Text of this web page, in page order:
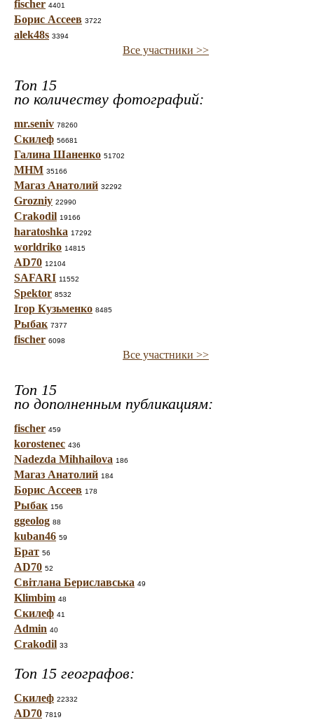
fischer 4401
Борис Ассеев 3722
alek48s 3394
Все участники >>
Топ 15
по количеству фотографий:
mr.seniv 78260
Скилеф 56681
Галина Шаненко 51702
МНМ 35166
Магаз Анатолий 32292
Grozniy 22990
Crakodil 19166
haratoshka 17292
worldriko 14815
AD70 12104
SAFARI 11552
Spektor 8532
Ігор Кузьменко 8485
Рыбак 7377
fischer 6098
Все участники >>
Топ 15
по дополненным публикациям:
fischer 459
korostenec 436
Nadezda Mihhailova 186
Магаз Анатолий 184
Борис Ассеев 178
Рыбак 156
ggeolog 88
kuban46 59
Брат 56
AD70 52
Світлана Бериславська 49
Klimbim 48
Скилеф 41
Admin 40
Crakodil 33
Топ 15 географов:
Скилеф 22332
AD70 7819